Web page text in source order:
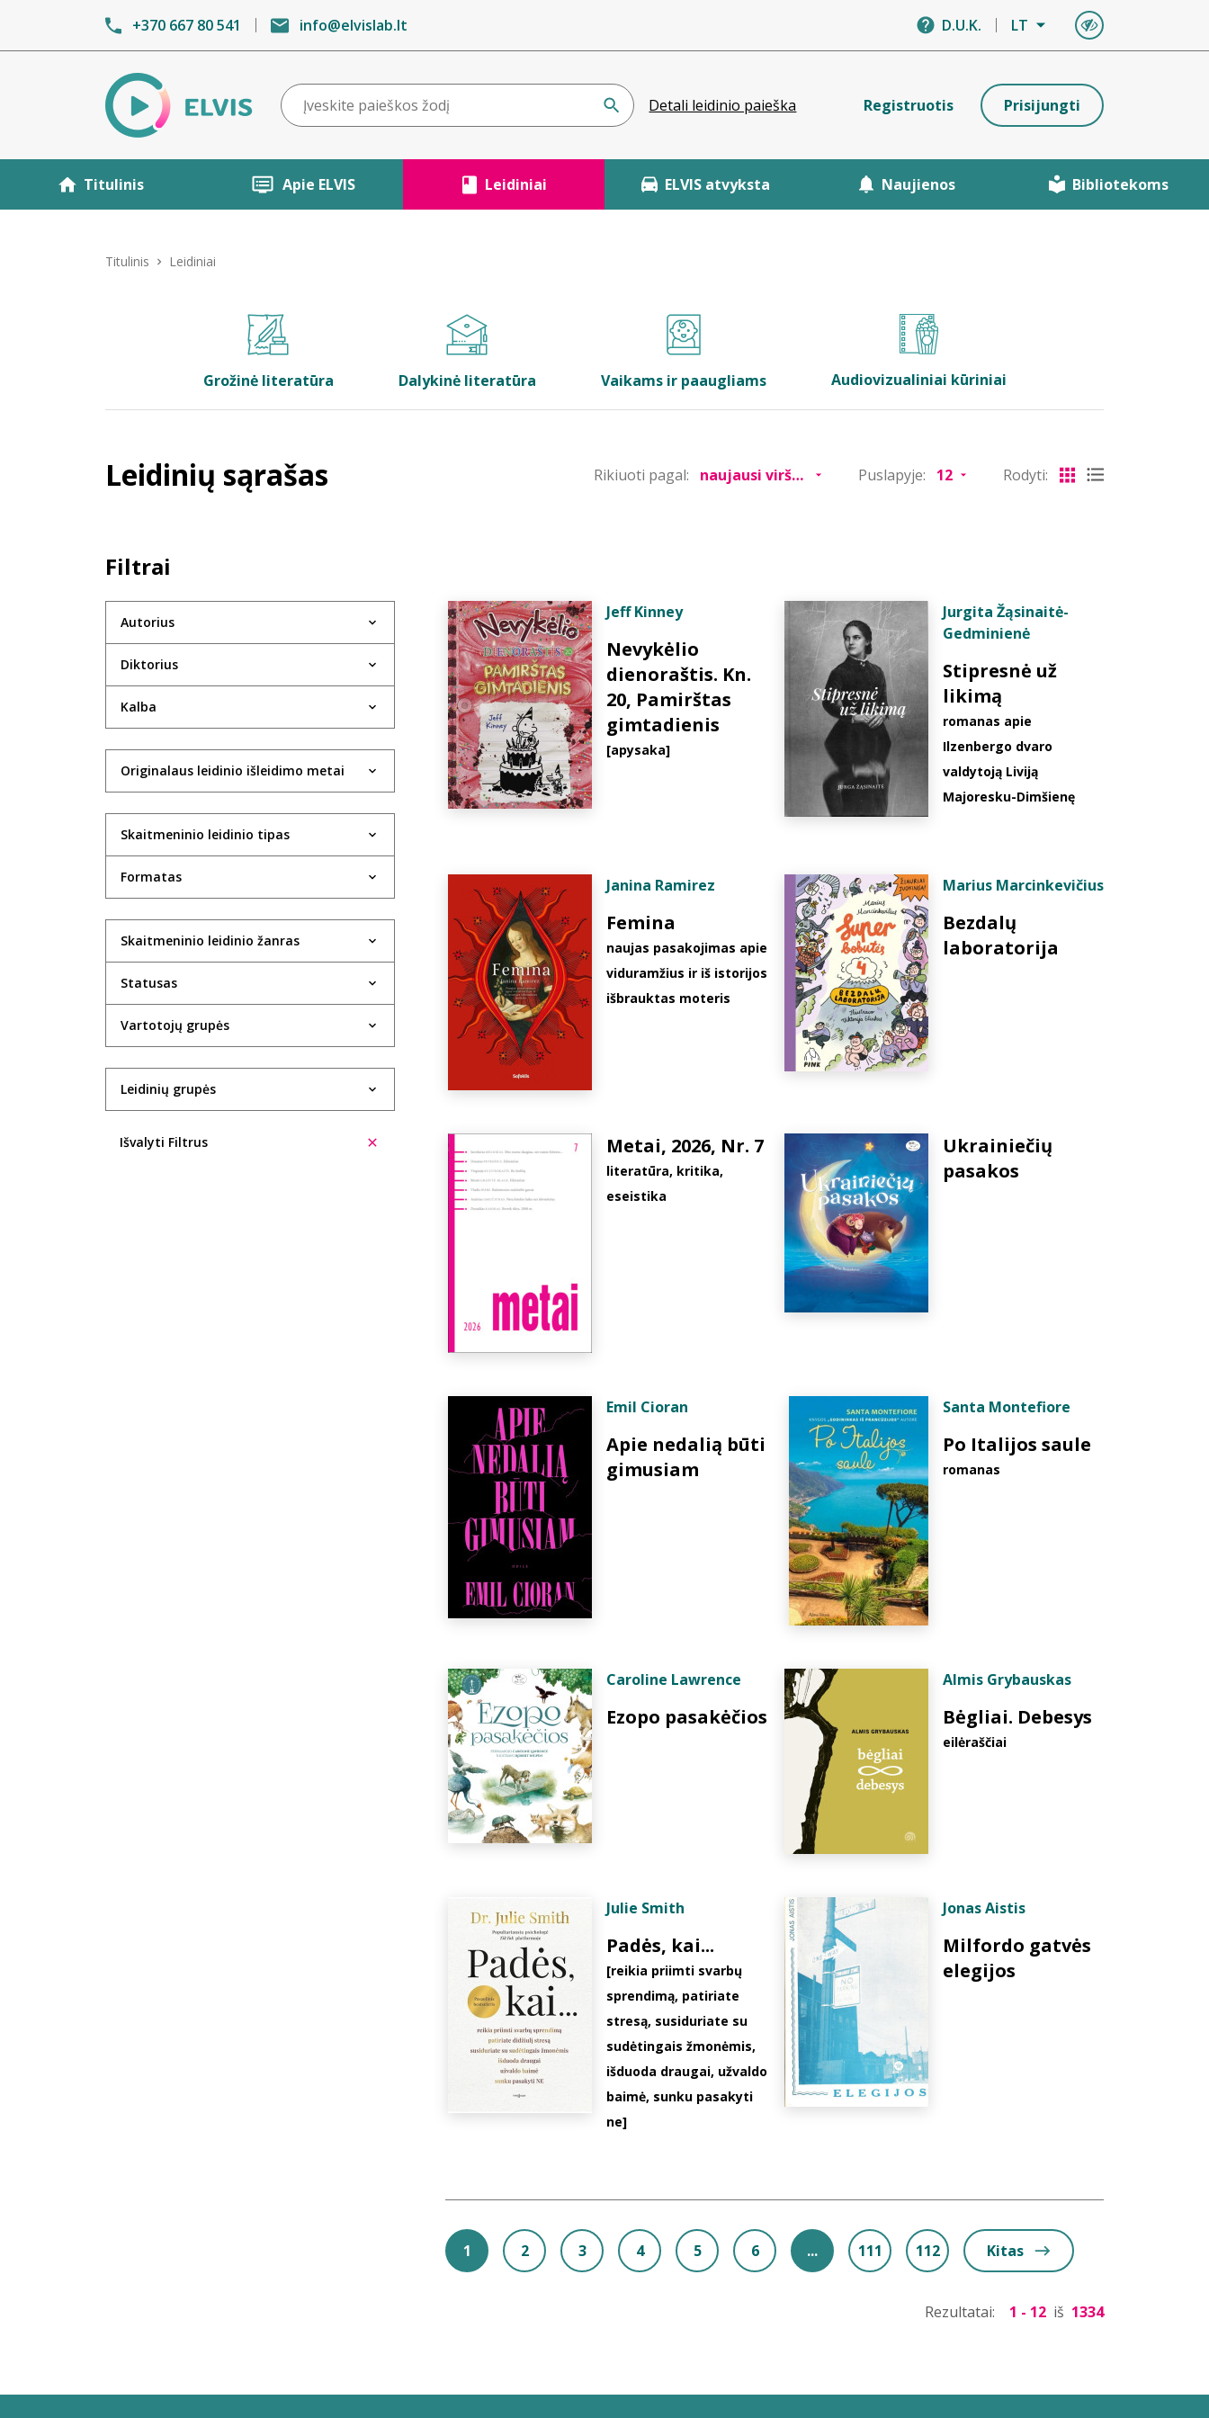
+370 667 80 541 info@elvislab.lt D.U.K. LT
Detali leidinio paieška Registruotis Prisijungti
Titulinis Apie ELVIS Leidiniai ELVIS atvyksta Naujienos Bibliotekoms
Titulinis Leidiniai
Grožinė literatūra Dalykinė literatūra Vaikams ir paaugliams Audiovizualiniai kūriniai
Leidinių sąrašas Rikiuoti pagal: Puslapyje: Rodyti:
Filtrai
Autorius
Diktorius
Kalba
Originalaus leidinio išleidimo metai
Skaitmeninio leidinio tipas
Formatas
Skaitmeninio leidinio žanras
Statusas
Vartotojų grupės
Leidinių grupės
Išvalyti Filtrus
Jeff Kinney
Nevykėlio
dienoraštis. Kn.
20, Pamirštas
gimtadienis
[apysaka]
Jurgita Žąsinaitė-
Gedminienė
Stipresnė už
likimą
romanas apie
Ilzenbergo dvaro
valdytoją Liviją
Majoresku-Dimšienę
Janina Ramirez
Femina
naujas pasakojimas apie
viduramžius ir iš istorijos
išbrauktas moteris
Marius Marcinkevičius
Bezdalų
laboratorija
Metai, 2026, Nr. 7
literatūra, kritika,
eseistika
Ukrainiečių
pasakos
Emil Cioran
Apie nedalią būti
gimusiam
Santa Montefiore
Po Italijos saule
romanas
Caroline Lawrence
Ezopo pasakėčios
Almis Grybauskas
Bėgliai. Debesys
eilėraščiai
Julie Smith
Padės, kai...
[reikia priimti svarbų
sprendimą, patiriate
stresą, susiduriate su
sudėtingais žmonėmis,
išduoda draugai, užvaldo
baimė, sunku pasakyti
ne]
Jonas Aistis
Milfordo gatvės
elegijos
1 2 3 4 5 6 ... 111 112 Kitas
Rezultatai: 1 - 12 iš 1334